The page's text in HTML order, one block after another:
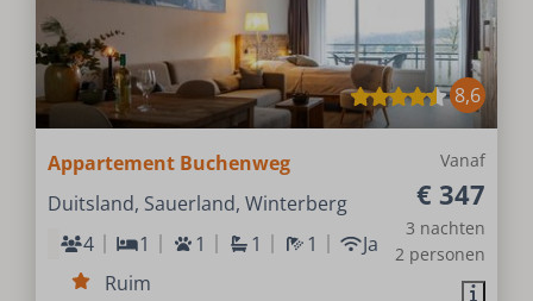
8,6
Vanaf
€ 347
3 nachten
2 personen
Appartement Buchenweg
Duitsland, Sauerland, Winterberg
4
1 1 1 1
Ja
Ruim